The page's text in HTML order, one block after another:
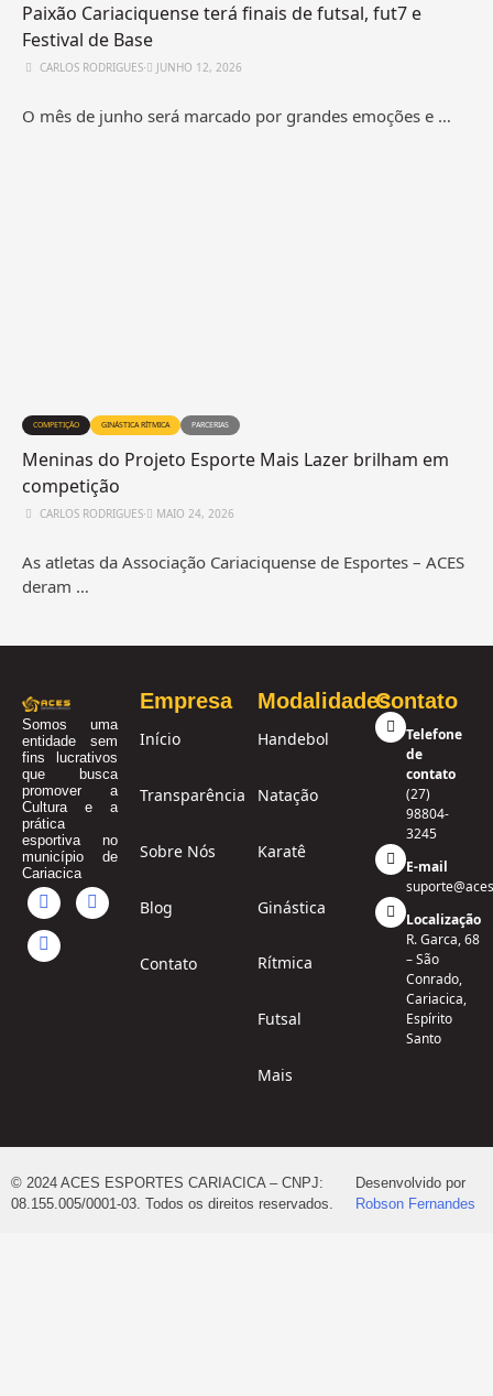
Paixão Cariaciquense terá finais de futsal, fut7 e
Festival de Base
CARLOS RODRIGUES⋅ JUNHO 12, 2026
O mês de junho será marcado por grandes emoções e …
COMPETIÇÃO GINÁSTICA RÍTMICA PARCERIAS
Meninas do Projeto Esporte Mais Lazer brilham em
competição
CARLOS RODRIGUES⋅ MAIO 24, 2026
As atletas da Associação Cariaciquense de Esportes – ACES
deram …
Somos uma
entidade sem
fins lucrativos
que busca
promover a
Cultura e a
prática
esportiva no
município de
Cariacica
Empresa
Início
Transparência
Sobre Nós
Blog
Contato
Modalidades
Handebol
Natação
Karatê
Ginástica
Rítmica
Futsal
Mais
Contato
Telefone
de
contato
(27)
98804-
3245
E-mail
Localização
R. Garca, 68
– São
Conrado,
Cariacica,
Espírito
Santo
© 2024 ACES ESPORTES CARIACICA – CNPJ:
08.155.005/0001-03. Todos os direitos reservados.
Desenvolvido por
Robson Fernandes